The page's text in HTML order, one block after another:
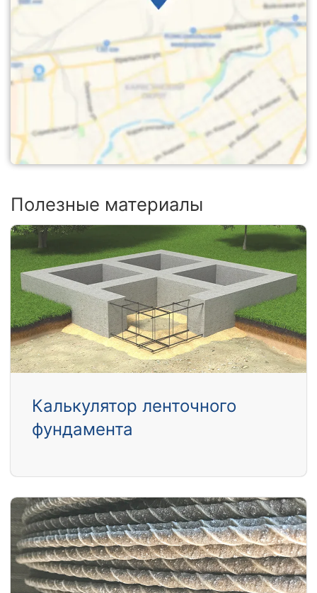
Полезные материалы
Калькулятор ленточного
фундамента